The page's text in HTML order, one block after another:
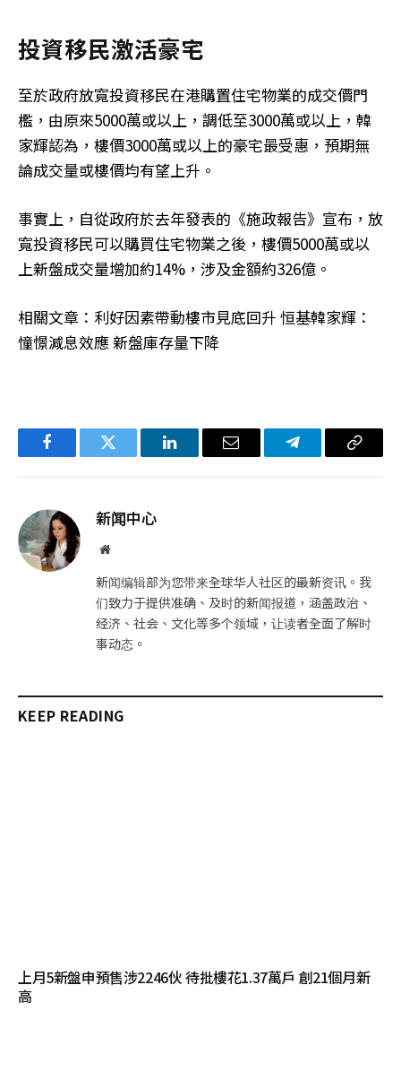
投資移民激活豪宅
至於政府放寬投資移民在港購置住宅物業的成交價門
檻，由原來5000萬或以上，調低至3000萬或以上，韓
家輝認為，樓價3000萬或以上的豪宅最受惠，預期無
論成交量或樓價均有望上升。
事實上，自從政府於去年發表的《施政報告》宣布，放
寬投資移民可以購買住宅物業之後，樓價5000萬或以
上新盤成交量增加約14%，涉及金額約326億。
相關文章：利好因素帶動樓市見底回升 恒基韓家輝：
憧憬減息效應 新盤庫存量下降
FacebookTwitter LinkedIn电
Telegram复
新闻中心
网
新闻编辑部为您带来全球华人社区的最新资讯。我
们致力于提供准确、及时的新闻报道，涵盖政治、
经济、社会、文化等多个领域，让读者全面了解时
事动态。
KEEP READING
上月5新盤申預售涉2246伙 待批樓花1.37萬戶 創21個月新
高